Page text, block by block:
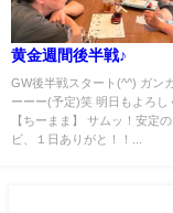
黄金週間後半戦♪
GW後半戦スタート(^^) ガン
ーーー(予定)笑 明日もよろ
【ちーまま】 サムッ！安定
ビ、１日ありがと！！...